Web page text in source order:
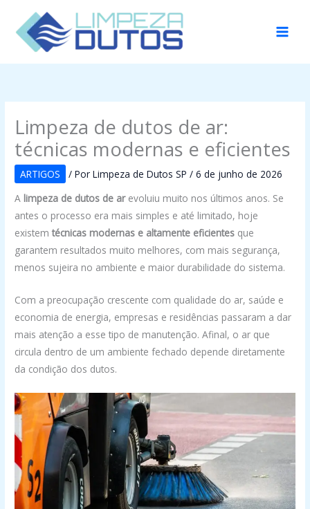
para
Limpeza de dutos de ar:
técnicas modernas e eficientes
ARTIGOS / PorLimpeza de Dutos SP/6 de junho de 2026
A limpeza de dutos de arevoluiu muito nos últimos anos. Se
antes o processo era mais simples e até limitado, hoje
existemtécnicas modernas e altamente eficientes que
garantem resultados muito melhores, com mais segurança,
menos sujeira no ambiente e maior durabilidade do sistema.
Com a preocupação crescente com qualidade do ar, saúde e
economia de energia, empresas e residências passaram a dar
mais atenção a esse tipo de manutenção. Afinal, o ar que
circula dentro de um ambiente fechado depende diretamente
da condição dos dutos.